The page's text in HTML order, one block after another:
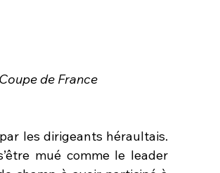
de France
les dirigeants héraultais.
mué comme le leader